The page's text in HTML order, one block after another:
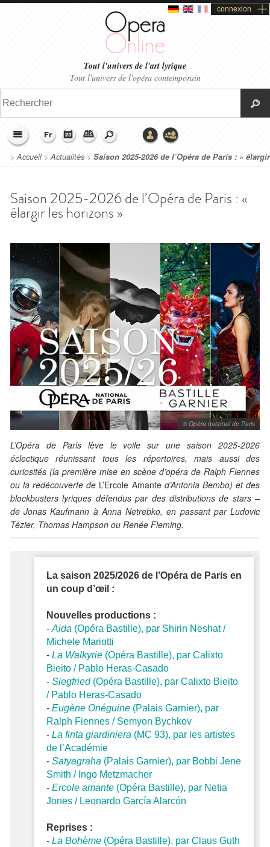
connexion
Tout l'univers de l'art lyrique
Tout l'univers de l'opéra contemporain
>Accueil>Actualités > Saison 2025-2026 de l’Opéra de Paris : « élargir
les horizons »
Saison 2025-2026 de l’Opéra de Paris : «
élargir les horizons »
© Opéra national de Paris
L’Opéra de Paris lève le voile sur une saison 2025-2026
éclectique réunissant tous les répertoires, mais aussi des
curiosités (la première mise en scène d’opéra de Ralph Fiennes
ou la redécouverte de L’Ercole Amanted’Antonia Bembo) et des
blockbusters lyriques défendus par des distributions de stars –
de Jonas Kaufmann à Anna Netrebko, en passant par Ludovic
Tézier, Thomas Hampson ou Renée Fleming.
La saison 2025/2026 de l’Opéra de Paris en
un coup d’œil :
Nouvelles productions :
- Aida (Opéra Bastille), par Shirin Neshat /
Michele Mariotti
- La Walkyrie (Opéra Bastille), par Calixto
Bieito / Pablo Heras-Casado
- Siegfried(Opéra Bastille), par Calixto Bieito
/ Pablo Heras-Casado
- Eugène Onéguine (Palais Garnier), par
Ralph Fiennes / Semyon Bychkov
- La finta giardiniera (MC 93), par les artistes
de l’Académie
- Satyagraha (Palais Garnier), par Bobbi Jene
Smith / Ingo Metzmacher
- Ercole amante (Opéra Bastille), par Netia
Jones / Leonardo García Alarcón
Reprises :
- La Bohème (Opéra Bastille), par Claus Guth